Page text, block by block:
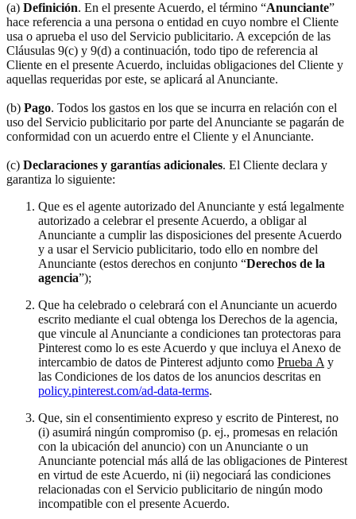
(a) Definición. En el presente Acuerdo, el término “Anunciante”
hace referencia a una persona o entidad en cuyo nombre el Cliente
usa o aprueba el uso del Servicio publicitario. A excepción de las
Cláusulas 9(c) y 9(d) a continuación, todo tipo de referencia al
Cliente en el presente Acuerdo, incluidas obligaciones del Cliente y
aquellas requeridas por este, se aplicará al Anunciante.
(b) Pago. Todos los gastos en los que se incurra en relación con el
uso del Servicio publicitario por parte del Anunciante se pagarán de
conformidad con un acuerdo entre el Cliente y el Anunciante.
(c) Declaraciones y garantías adicionales. El Cliente declara y
garantiza lo siguiente:
Que es el agente autorizado del Anunciante y está legalmente
autorizado a celebrar el presente Acuerdo, a obligar al
Anunciante a cumplir las disposiciones del presente Acuerdo
y a usar el Servicio publicitario, todo ello en nombre del
Anunciante (estos derechos en conjunto “Derechos de la
agencia”);
Que ha celebrado o celebrará con el Anunciante un acuerdo
escrito mediante el cual obtenga los Derechos de la agencia,
que vincule al Anunciante a condiciones tan protectoras para
Pinterest como lo es este Acuerdo y que incluya el Anexo de
intercambio de datos de Pinterest adjunto como Prueba A y
las Condiciones de los datos de los anuncios descritas en
policy.pinterest.com/ad-data-terms.
Que, sin el consentimiento expreso y escrito de Pinterest, no
(i) asumirá ningún compromiso (p. ej., promesas en relación
con la ubicación del anuncio) con un Anunciante o un
Anunciante potencial más allá de las obligaciones de Pinterest
en virtud de este Acuerdo, ni (ii) negociará las condiciones
relacionadas con el Servicio publicitario de ningún modo
incompatible con el presente Acuerdo.